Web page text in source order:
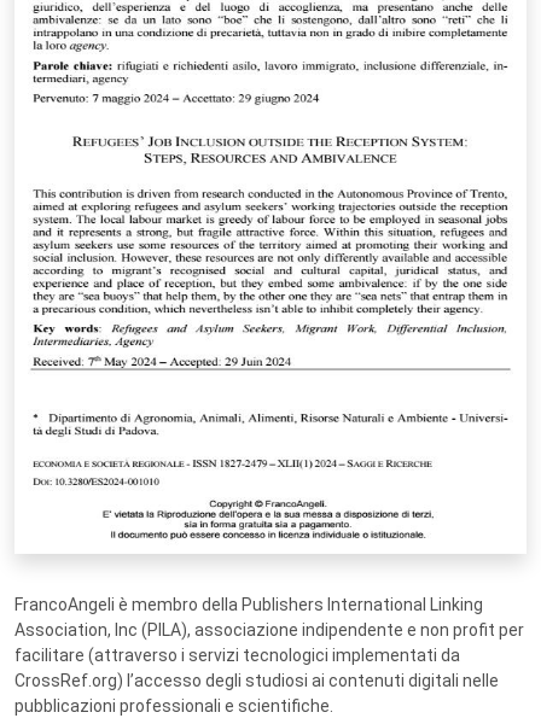
FrancoAngeli è membro della Publishers International Linking
Association, Inc (PILA), associazione indipendente e non profit per
facilitare (attraverso i servizi tecnologici implementati da
CrossRef.org) l’accesso degli studiosi ai contenuti digitali nelle
pubblicazioni professionali e scientifiche.